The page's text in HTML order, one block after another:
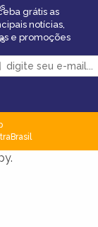
grátis as
notícias,
e promoções